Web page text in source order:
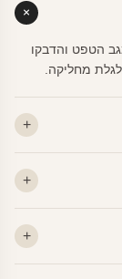
הטפט והדבקו
מחליקה.